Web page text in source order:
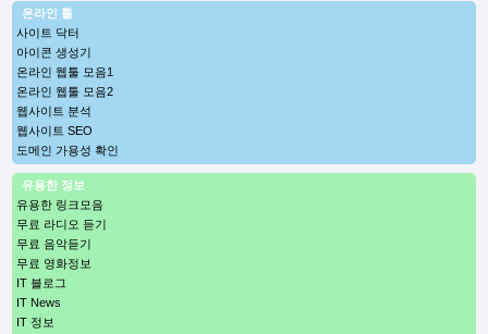
온라인 툴
사이트 닥터
아이콘 생성기
온라인 웹툴 모음1
온라인 웹툴 모음2
웹사이트 분석
웹사이트 SEO
도메인 가용성 확인
유용한 정보
유용한 링크모음
무료 라디오 듣기
무료 음악듣기
무료 영화정보
IT 블로그
IT News
IT 정보